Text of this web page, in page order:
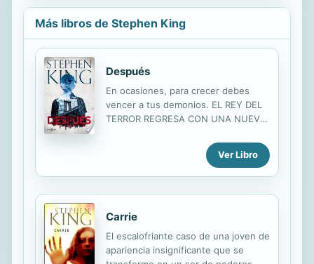
Más libros de Stephen King
Después
En ocasiones, para crecer debes
vencer a tus demonios. EL REY DEL
TERROR REGRESA CON UNA NUEVA
EN LA LISTA DE MÁS VENDIDOS DEL
NEW YORK TIMES Jamie Conklin, el
único hijo de una madre soltera, solo
sobrenatural que su madre le insta a
mantener en secreto y que le
permite ver aquello que nadie puede
y enterarse de lo que el resto del
Ver Libro
Carrie
El escalofriante caso de una joven de
apariencia insignificante que se